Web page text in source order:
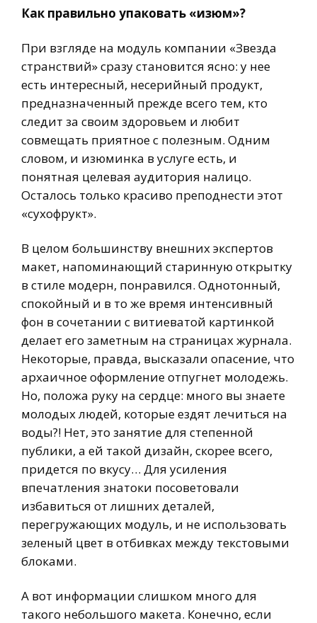
Как правильно упаковать «изюм»?
При взгляде на модуль компании «Звезда
странствий» сразу становится ясно: у нее
есть интересный, несерийный продукт,
предназначенный прежде всего тем, кто
следит за своим здоровьем и любит
совмещать приятное с полезным. Одним
словом, и изюминка в услуге есть, и
понятная целевая аудитория налицо.
Осталось только красиво преподнести этот
«сухофрукт».
В целом большинству внешних экспертов
макет, напоминающий старинную открытку
в стиле модерн, понравился. Однотонный,
спокойный и в то же время интенсивный
фон в сочетании с витиеватой картинкой
делает его заметным на страницах журнала.
Некоторые, правда, высказали опасение, что
архаичное оформление отпугнет молодежь.
Но, положа руку на сердце: много вы знаете
молодых людей, которые ездят лечиться на
воды?! Нет, это занятие для степенной
публики, а ей такой дизайн, скорее всего,
придется по вкусу… Для усиления
впечатления знатоки посоветовали
избавиться от лишних деталей,
перегружающих модуль, и не использовать
зеленый цвет в отбивках между текстовыми
блоками.
А вот информации слишком много для
такого небольшого макета. Конечно, если